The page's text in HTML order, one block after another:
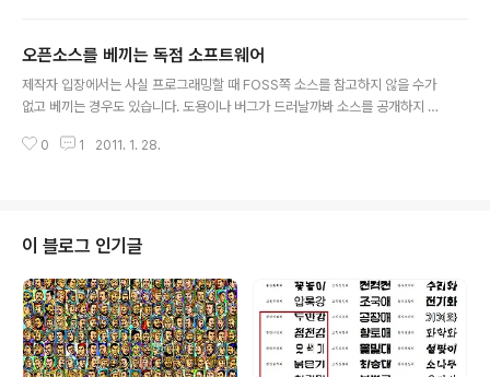
도 있습니다. 소규모의 보안이 부실한 사이트라면 더 신뢰감이 안 갑니다. 만약
자신의 서비스는 타 회사와는 다르게 소스를 공개하고 좀더 투명하게 운영하고
있다고 마케팅을 하면 닫힌 서비스보다 사람들이 더 좋아할 수도 있습니다. 나
오픈소스를 베끼는 독점 소프트웨어
제작자 입장에서는 사실 프로그래밍할 때 FOSS쪽 소스를 참고하지 않을 수가
없고 베끼는 경우도 있습니다. 도용이나 버그가 드러날까봐 소스를 공개하지 못
못해도 소스 내부에서 http://나 이메일 주소같이 외부로 접속되는 링크 정도는
에게 맞는 걸로 버퍼오버플로같은 버그를 잡아서 공개하고 스스로 컴파일하거
나 제작자에게 보고합니다.
0 1 2011. 1. 28.
이 블로그 인기글